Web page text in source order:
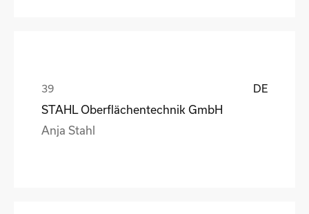
DE
STAHL Oberflächentechnik GmbH
Anja Stahl